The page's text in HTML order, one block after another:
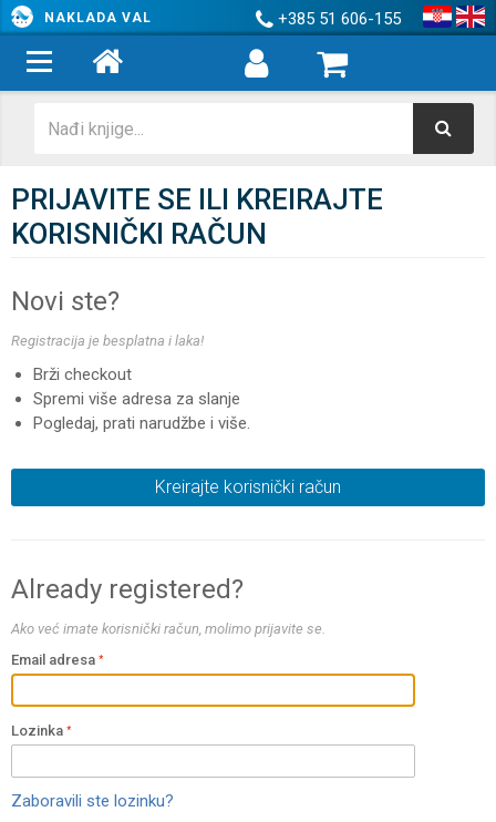
NAKLADA VAL +385 51 606-155
PRIJAVITE SE ILI KREIRAJTE
KORISNIČKI RAČUN
Novi ste?
Registracija je besplatna i laka!
Brži checkout
Spremi više adresa za slanje
Pogledaj, prati narudžbe i više.
Kreirajte korisnički račun
Already registered?
Ako već imate korisnički račun, molimo prijavite se.
Email adresa
Lozinka
Zaboravili ste lozinku?